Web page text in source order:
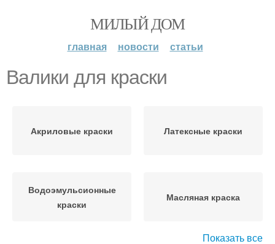
МИЛЫЙ ДОМ
главная новости статьи
Валики для краски
Акриловые краски Латексные краски
Водоэмульсионные
краски
Масляная краска
Показать все